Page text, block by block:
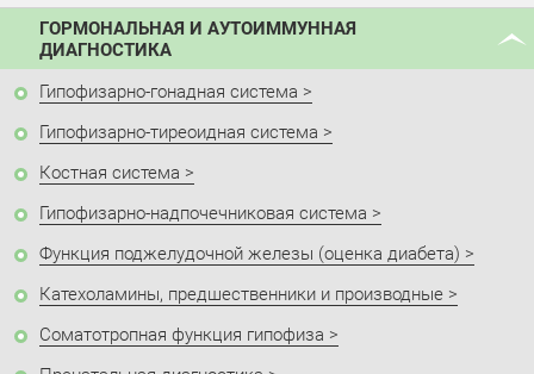
ГОРМОНАЛЬНАЯ И АУТОИММУННАЯ
ДИАГНОСТИКА
Гипофизарно-гонадная система
Гипофизарно-тиреоидная система
Костная система
Гипофизарно-надпочечниковая система
Функция поджелудочной железы (оценка диабета)
Катехоламины, предшественники и производные
Соматотропная функция гипофиза